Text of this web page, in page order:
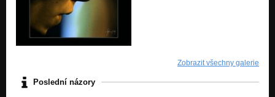
Zobrazit všechny galerie
Poslední názory